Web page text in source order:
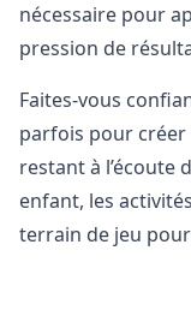
nécessaire pour
pression de
Faites-vous
parfois pour créer
restant à l’écoute
enfant, les
terrain de jeu